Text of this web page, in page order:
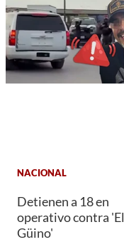
NACIONAL
Detienen a 18 en
operativo contra 'El
Güino'